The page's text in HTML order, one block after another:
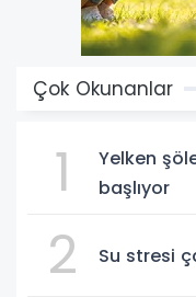
Çok Okunanlar
1
Yelken
başlıyor
2 Su stresi